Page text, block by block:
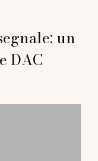
un
DAC